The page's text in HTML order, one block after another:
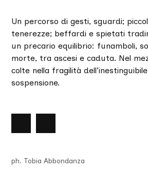
Un percorso di gesti, sguardi;
tenerezze; beffardi e spietati
un precario equilibrio: funamboli,
morte, tra ascesi e caduta. Nel
colte nella fragilità
sospensione.
ph. Tobia Abbondanza
Slide